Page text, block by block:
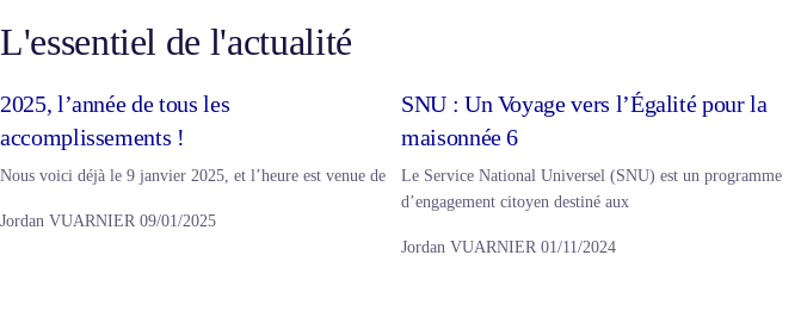
L'essentiel de l'actualité
2025, l’année de tous les
accomplissements !
Nous voici déjà le 9 janvier 2025, et l’heure est venue de
Jordan VUARNIER 09/01/2025
SNU : Un Voyage vers l’Égalité pour la
maisonnée 6
Le Service National Universel (SNU) est un programme
d’engagement citoyen destiné aux
Jordan VUARNIER 01/11/2024